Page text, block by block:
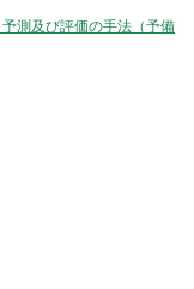
測及び評価の手法（予備